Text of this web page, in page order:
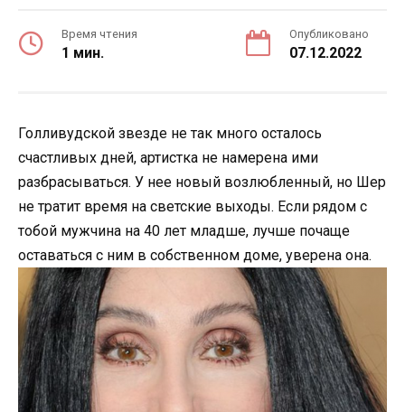
Время чтения
1 мин.
Опубликовано
07.12.2022
Голливудской звезде не так много осталось
счастливых дней, артистка не намерена ими
разбрасываться. У нее новый возлюбленный, но Шер
не тратит время на светские выходы. Если рядом с
тобой мужчина на 40 лет младше, лучше почаще
оставаться с ним в собственном доме, уверена она.